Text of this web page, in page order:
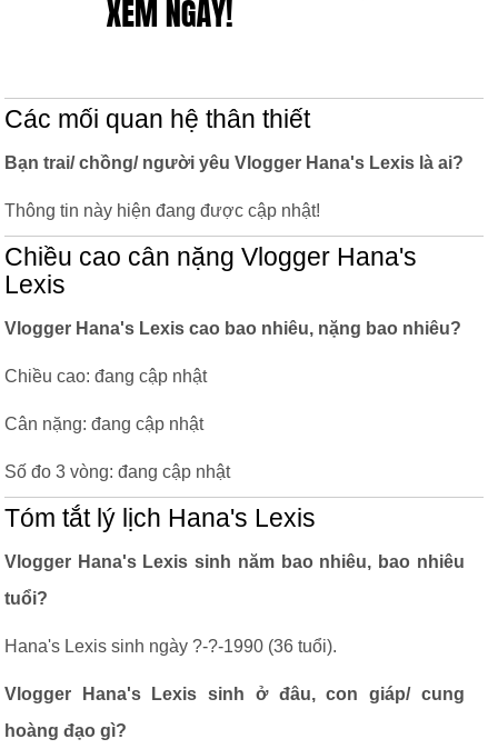
Các mối quan hệ thân thiết
Bạn trai/ chồng/ người yêu Vlogger Hana's Lexis là ai?
Thông tin này hiện đang được cập nhật!
Chiều cao cân nặng Vlogger Hana's
Lexis
Vlogger Hana's Lexis cao bao nhiêu, nặng bao nhiêu?
Chiều cao: đang cập nhật
Cân nặng: đang cập nhật
Số đo 3 vòng: đang cập nhật
Tóm tắt lý lịch Hana's Lexis
Vlogger Hana's Lexis sinh năm bao nhiêu, bao nhiêu
tuổi?
Hana's Lexis sinh ngày ?-?-1990 (36 tuổi).
Vlogger Hana's Lexis sinh ở đâu, con giáp/ cung
hoàng đạo gì?